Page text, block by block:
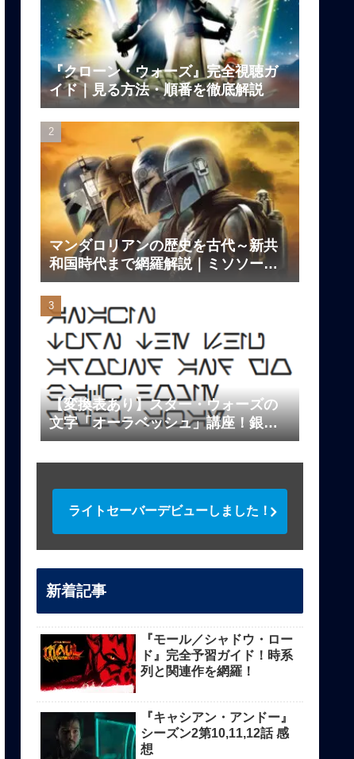
『クローン・ウォーズ』完全視聴ガ
イド｜見る方法・順番を徹底解説
マンダロリアンの歴史を古代～新共
和国時代まで網羅解説｜ミソソー、
ダークセーバーの伝説とは？
【変換表あり】スター・ウォーズの
文字「オーラベッシュ」講座！銀河
標準文字を解説
ライトセーバーデビューしました！
新着記事
『モール／シャドウ・ロー
ド』完全予習ガイド！時系
列と関連作を網羅！
『キャシアン・アンドー』
シーズン2第10,11,12話 感
想